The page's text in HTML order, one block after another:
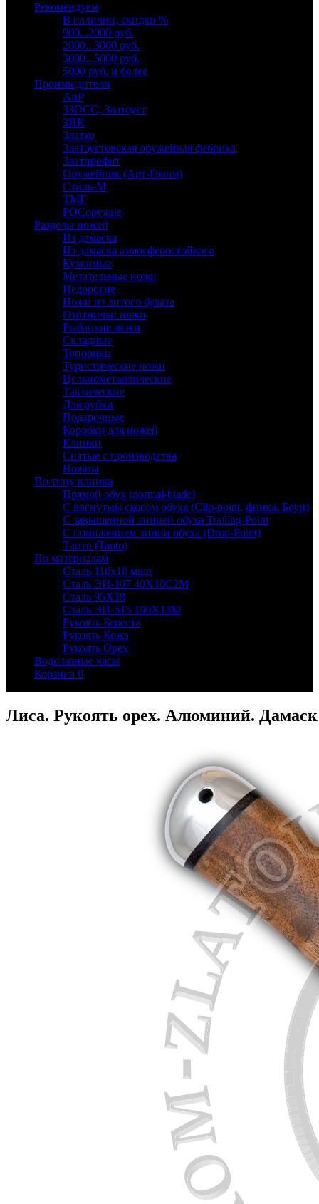
Рекомендуем
В наличии, скидки %
900...2000 руб.
2000...3000 руб.
3000...5000 руб.
5000 руб. и более
Производители
АиР
ЗЗОСС, Златоуст
ЗИК
Златко
Златоустовская оружейная фабрика
Златпрофит
Оружейник (Арт-Грани)
Стиль-М
ТМГ
РОСоружие
Разделы ножей
Из дамаска
Из дамаска атмосферостойкого
Кухонные
Метательные ножи
Недорогие
Ножи из литого булата
Охотничьи ножи
Рыбацкие ножи
Складные
Топорики
Туристические ножи
Цельнометаллические
Тактические
Для рубки
Подарочные
Коробки для ножей
Клинки
Снятые с производства
Ножны
По типу клинка
Прямой обух (normal-blade)
С вогнутым скосом обуха (Clip-point, финка, Боуи)
С завышенной линией обуха Trailing-Point
С понижением линии обуха (Drop-Point)
Танто (Tanto)
По материалам
Сталь 110х18 мшд
Сталь ЭИ-107 40Х10С2М
Сталь 95Х18
Сталь ЭИ-515 100Х13М
Рукоять Береста
Рукоять Кожа
Рукоять Орех
Водолазные часы
Корзина 0
Лиса. Рукоять орех. Алюминий. Дамаск